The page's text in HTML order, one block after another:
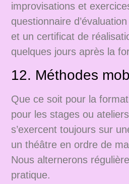
improvisations et
questionnaire
et un certificat de
quelques jours après la
12. Méthodes
Que ce soit pour la
pour les stages ou
s’exercent toujours sur
un théâtre en ordre de
Nous alternerons
pratique.